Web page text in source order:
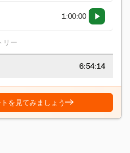
1:00:00
リー
6:54:15
を見てみましょう→